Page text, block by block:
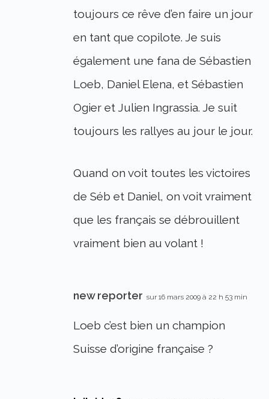
toujours ce rêve d’en faire un jour
en tant que copilote. Je suis
également une fana de Sébastien
Loeb, Daniel Elena, et Sébastien
Ogier et Julien Ingrassia. Je suit
toujours les rallyes au jour le jour.
Quand on voit toutes les victoires
de Séb et Daniel, on voit vraiment
que les français se débrouillent
vraiment bien au volant !
new reporter sur 16 mars 2009 à 22 h 53 min
Loeb c’est bien un champion
Suisse d’origine française ?